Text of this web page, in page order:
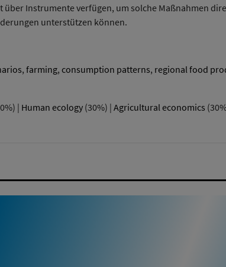
Instrumente verfügen, um solche Maßnahmen
unterstützen können.
, farming, consumption patterns, regional food
| Human ecology (30%) | Agricultural economics